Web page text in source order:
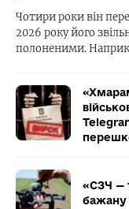
Чотири роки він
2026 року його
полоненими.
«СЗЧ —
бажану